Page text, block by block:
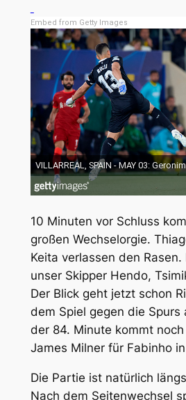
Embed from Getty Images
10 Minuten vor Schluss
großen Wechselorgie.
Keita verlassen den Rasen.
unser Skipper Hendo,
Der Blick geht jetzt schon
dem Spiel gegen die Spurs
der 84. Minute kommt
James Milner für Fabinho
Die Partie ist natürlich
Nach dem Seitenwechsel